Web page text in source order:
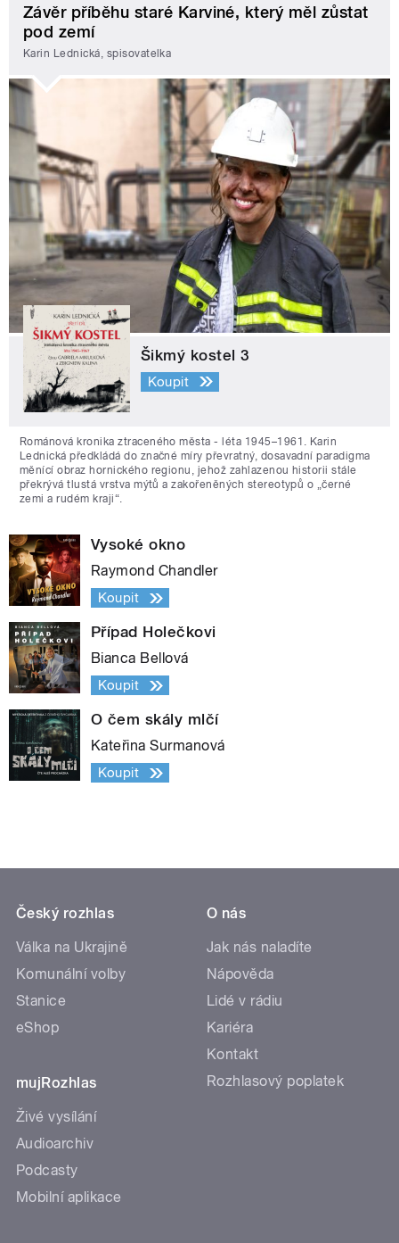
Závěr příběhu staré Karviné, který měl zůstat
pod zemí
Karin Lednická, spisovatelka
Šikmý kostel 3
Koupit
Románová kronika ztraceného města - léta 1945–1961. Karin
Lednická předkládá do značné míry převratný, dosavadní paradigma
měnící obraz hornického regionu, jehož zahlazenou historii stále
překrývá tlustá vrstva mýtů a zakořeněných stereotypů o „černé
zemi a rudém kraji“.
Vysoké okno
Raymond Chandler
Koupit
Případ Holečkovi
Bianca Bellová
Koupit
O čem skály mlčí
Kateřina Surmanová
Koupit
Český rozhlas
Válka na Ukrajině
Komunální volby
Stanice
eShop
mujRozhlas
Živé vysílání
Audioarchiv
Podcasty
Mobilní aplikace
O nás
Jak nás naladíte
Nápověda
Lidé v rádiu
Kariéra
Kontakt
Rozhlasový poplatek